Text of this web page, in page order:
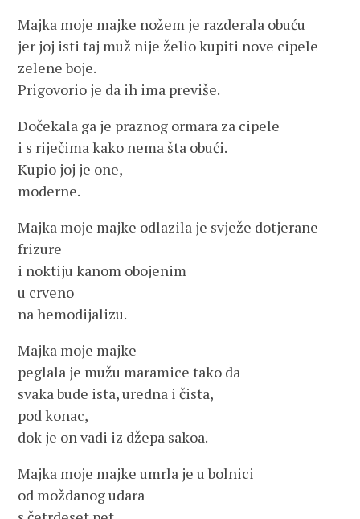
Majka moje majke nožem je razderala obuću
jer joj isti taj muž nije želio kupiti nove cipele
zelene boje.
Prigovorio je da ih ima previše.
Dočekala ga je praznog ormara za cipele
i s riječima kako nema šta obući.
Kupio joj je one,
moderne.
Majka moje majke odlazila je svježe dotjerane
frizure
i noktiju kanom obojenim
u crveno
na hemodijalizu.
Majka moje majke
peglala je mužu maramice tako da
svaka bude ista, uredna i čista,
pod konac,
dok je on vadi iz džepa sakoa.
Majka moje majke umrla je u bolnici
od moždanog udara